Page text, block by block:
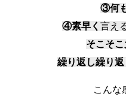
③何
④素早く 言え
そこそ
繰り返し繰り返
こんな